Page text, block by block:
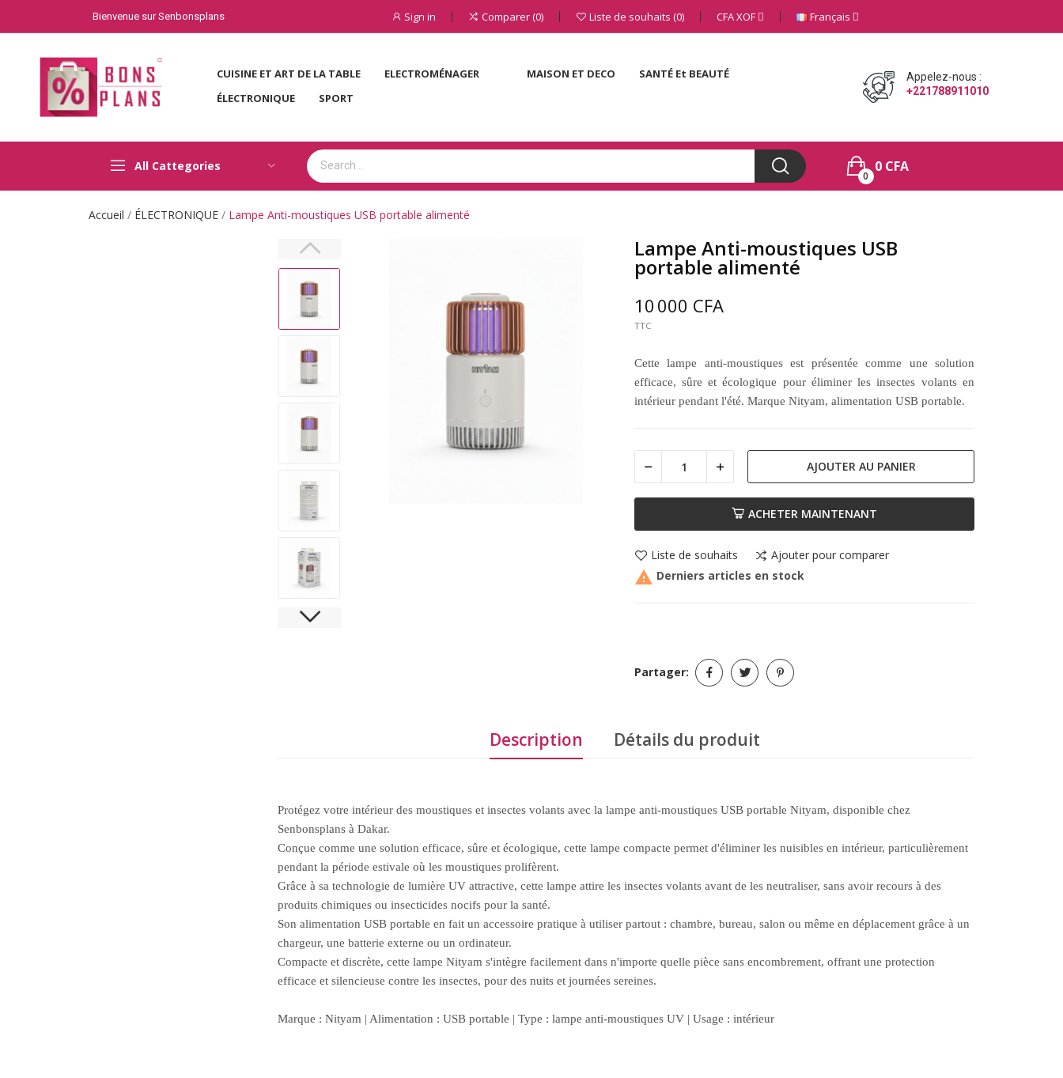
Bienvenue sur Senbonsplans Sign in Comparer 0 Liste de souhaits 0 CFAXOF Français
CUISINE ET ART DE LA TABLE ELECTROMÉNAGER MAISON ET DECO
SANTÉ Et BEAUTÉ
ÉLECTRONIQUE
SPORT
Appelez-nous :
+221788911010
All Cattegories 0 CFA
0
Accueil ÉLECTRONIQUE Lampe Anti-moustiques USB portable alimenté
Lampe Anti-moustiques USB
portable alimenté
10 000 CFA
TTC
Cette lampe anti-moustiques est présentée comme une solution
efficace, sûre et écologique pour éliminer les insectes volants en
intérieur pendant l'été. Marque Nityam, alimentation USB portable.
AJOUTER AU PANIER
ACHETER MAINTENANT
Liste de souhaits Ajouter pour comparer
 Derniers articles en stock
Partager:
Description Détails du produit
Protégez votre intérieur des moustiques et insectes volants avec la lampe anti-moustiques USB portable Nityam, disponible chez
Senbonsplans à Dakar.
Conçue comme une solution efficace, sûre et écologique, cette lampe compacte permet d'éliminer les nuisibles en intérieur, particulièrement
pendant la période estivale où les moustiques prolifèrent.
Grâce à sa technologie de lumière UV attractive, cette lampe attire les insectes volants avant de les neutraliser, sans avoir recours à des
produits chimiques ou insecticides nocifs pour la santé.
Son alimentation USB portable en fait un accessoire pratique à utiliser partout : chambre, bureau, salon ou même en déplacement grâce à un
chargeur, une batterie externe ou un ordinateur.
Compacte et discrète, cette lampe Nityam s'intègre facilement dans n'importe quelle pièce sans encombrement, offrant une protection
efficace et silencieuse contre les insectes, pour des nuits et journées sereines.
Marque : Nityam | Alimentation : USB portable | Type : lampe anti-moustiques UV | Usage : intérieur